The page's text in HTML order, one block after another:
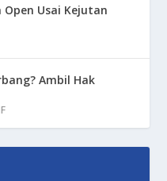
Open Usai Kejutan
Ambil Hak